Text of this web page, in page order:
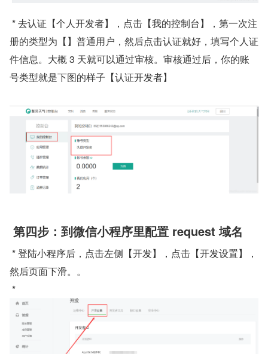
册的类型为【】普通用户，然后点击认证就好，填写个人证
件信息。大概 3 天就可以通过审核。审核通过后，你的账
号类型就是下图的样子【认证开发者】
第四步：到微信小程序里配置 request 域名
然后页面下滑。。
*